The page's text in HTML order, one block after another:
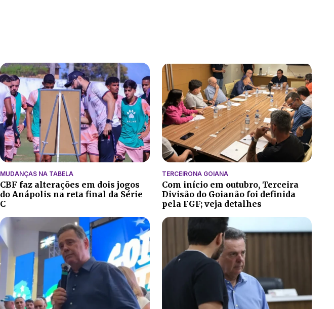
MUDANÇAS NA TABELA
CBF faz alterações em dois jogos
do Anápolis na reta final da Série
C
TERCEIRONA GOIANA
Com início em outubro, Terceira
Divisão do Goianão foi definida
pela FGF; veja detalhes